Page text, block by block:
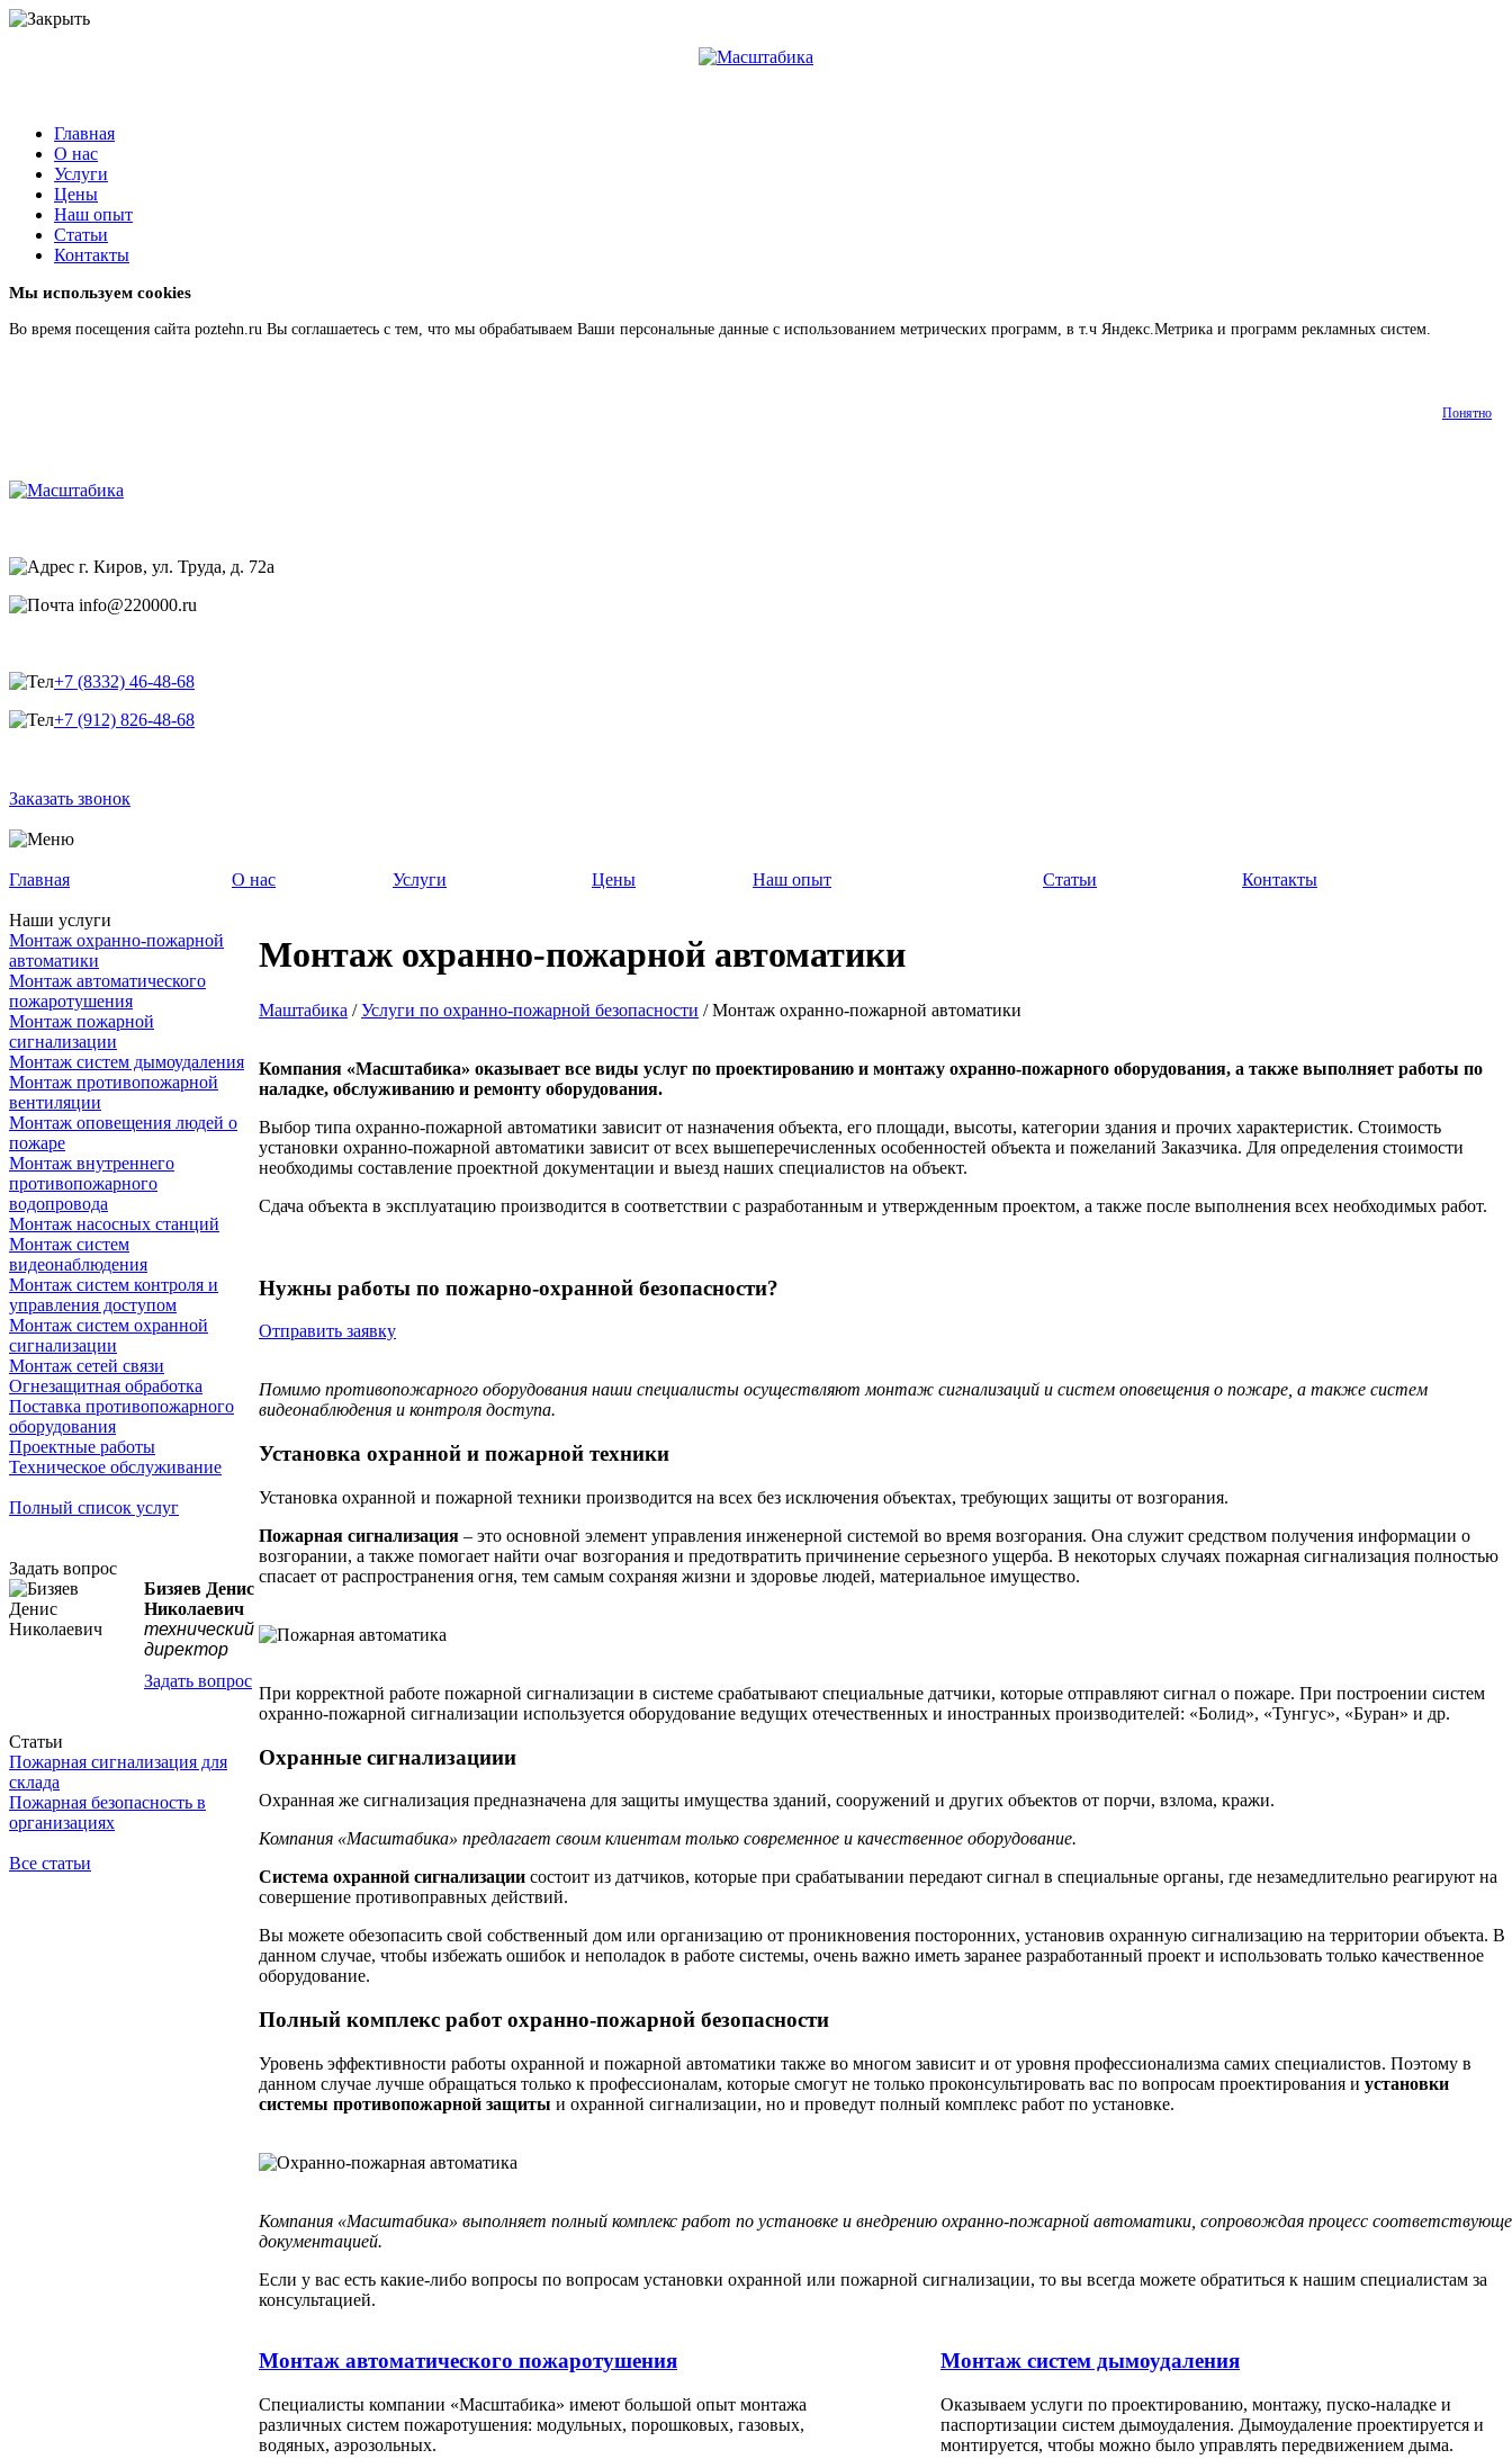
Главная
О нас
Услуги
Цены
Наш опыт
Статьи
Контакты
Мы используем cookies
Во время посещения сайта poztehn.ru Вы соглашаетесь с тем, что мы обрабатываем Ваши персональные данные с использованием метрических программ, в т.ч Яндекс.Метрика и программ рекламных систем.
Понятно
г. Киров, ул. Труда, д. 72а
info@220000.ru
+7 (8332) 46-48-68
+7 (912) 826-48-68
Заказать звонок
Главная О нас Услуги Цены Наш опыт Статьи Контакты
Наши услуги
Монтаж охранно-пожарной
автоматики
Монтаж автоматического
пожаротушения
Монтаж пожарной
сигнализации
Монтаж систем дымоудаления
Монтаж противопожарной
вентиляции
Монтаж оповещения людей о
пожаре
Монтаж внутреннего
противопожарного
водопровода
Монтаж насосных станций
Монтаж систем
видеонаблюдения
Монтаж систем контроля и
управления доступом
Монтаж систем охранной
сигнализации
Монтаж сетей связи
Огнезащитная обработка
Поставка противопожарного
оборудования
Проектные работы
Техническое обслуживание
Полный список услуг
Задать вопрос
Бизяев Денис
Николаевич
технический
директор
Задать вопрос
Статьи
Пожарная сигнализация для
склада
Пожарная безопасность в
организациях
Все статьи
Монтаж охранно-пожарной автоматики
Маштабика / Услуги по охранно-пожарной безопасности /Монтаж охранно-пожарной автоматики
Компания «Масштабика» оказывает все виды услуг по проектированию и монтажу охранно-пожарного оборудования, а также выполняет работы по
наладке, обслуживанию и ремонту оборудования.
Выбор типа охранно-пожарной автоматики зависит от назначения объекта, его площади, высоты, категории здания и прочих характеристик. Cтоимость
установки охранно-пожарной автоматики зависит от всех вышеперечисленных особенностей объекта и пожеланий Заказчика. Для определения стоимости
необходимы составление проектной документации и выезд наших специалистов на объект.
Сдача объекта в эксплуатацию производится в соответствии с разработанным и утвержденным проектом, а также после выполнения всех необходимых работ.
Нужны работы по пожарно-охранной безопасности?
Отправить заявку
Помимо противопожарного оборудования наши специалисты осуществляют монтаж сигнализаций и систем оповещения о пожаре, а также систем
видеонаблюдения и контроля доступа.
Установка охранной и пожарной техники
Установка охранной и пожарной техники производится на всех без исключения объектах, требующих защиты от возгорания.
Пожарная сигнализация – это основной элемент управления инженерной системой во время возгорания. Она служит средством получения информации о
возгорании, а также помогает найти очаг возгорания и предотвратить причинение серьезного ущерба. В некоторых случаях пожарная сигнализация полностью
спасает от распространения огня, тем самым сохраняя жизни и здоровье людей, материальное имущество.
При корректной работе пожарной сигнализации в системе срабатывают специальные датчики, которые отправляют сигнал о пожаре. При построении систем
охранно-пожарной сигнализации используется оборудование ведущих отечественных и иностранных производителей: «Болид», «Тунгус», «Буран» и др.
Охранные сигнализациии
Охранная же сигнализация предназначена для защиты имущества зданий, сооружений и других объектов от порчи, взлома, кражи.
Компания «Масштабика» предлагает своим клиентам только современное и качественное оборудование.
Система охранной сигнализации состоит из датчиков, которые при срабатывании передают сигнал в специальные органы, где незамедлительно реагируют на
совершение противоправных действий.
Вы можете обезопасить свой собственный дом или организацию от проникновения посторонних, установив охранную сигнализацию на территории объекта. В
данном случае, чтобы избежать ошибок и неполадок в работе системы, очень важно иметь заранее разработанный проект и использовать только качественное
оборудование.
Полный комплекс работ охранно-пожарной безопасности
Уровень эффективности работы охранной и пожарной автоматики также во многом зависит и от уровня профессионализма самих специалистов. Поэтому в
данном случае лучше обращаться только к профессионалам, которые смогут не только проконсультировать вас по вопросам проектирования и установки
системы противопожарной защиты и охранной сигнализации, но и проведут полный комплекс работ по установке.
Компания «Масштабика» выполняет полный комплекс работ по установке и внедрению охранно-пожарной автоматики, сопровождая процесс
документацией.
Если у вас есть какие-либо вопросы по вопросам установки охранной или пожарной сигнализации, то вы всегда можете обратиться к нашим специалистам за
консультацией.
Монтаж автоматического пожаротушения
Специалисты компании «Масштабика» имеют большой опыт монтажа
различных систем пожаротушения: модульных, порошковых, газовых,
водяных, аэрозольных.
Монтаж систем дымоудаления
Оказываем услуги по проектированию, монтажу, пуско-наладке и
паспортизации систем дымоудаления. Дымоудаление проектируется и
монтируется, чтобы можно было управлять передвижением дыма.